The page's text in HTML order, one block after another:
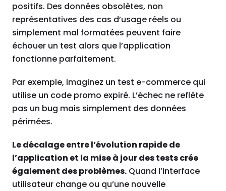
positifs. Des données obsolètes, non
représentatives des cas d’usage réels ou
simplement mal formatées peuvent faire
échouer un test alors que l’application
fonctionne parfaitement.
Par exemple, imaginez un test e-commerce qui
utilise un code promo expiré. L’échec ne reflète
pas un bug mais simplement des données
périmées.
Le décalage entre l’évolution rapide de
l’application et la mise à jour des tests crée
également des problèmes. Quand l’interface
utilisateur change ou qu’une nouvelle